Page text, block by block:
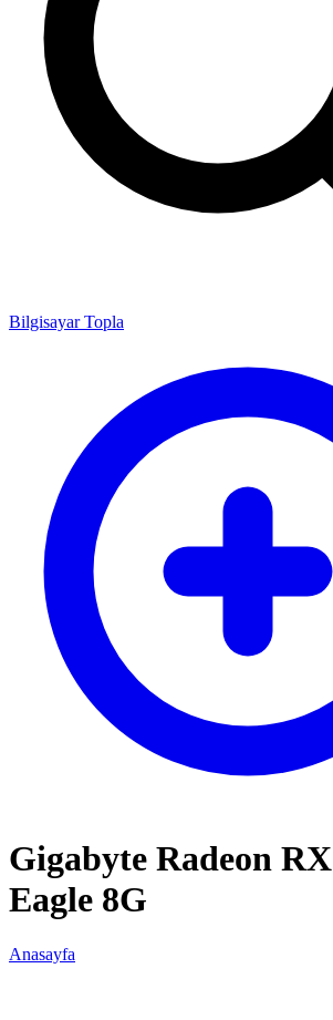
Bilgisayar Topla
Gigabyte Radeon
Eagle 8G
Anasayfa